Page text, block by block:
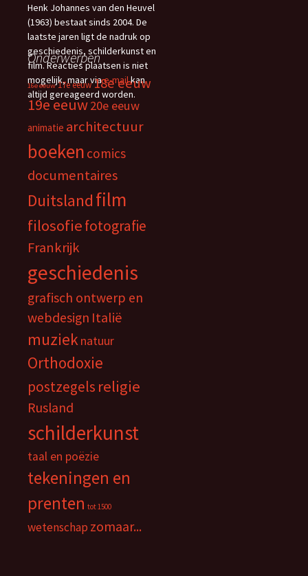
Henk Johannes van den Heuvel
(1963) bestaat sinds 2004. De
laatste jaren ligt de nadruk op
geschiedenis, schilderkunst en
film. Reacties plaatsen is niet
mogelijk, maar viae-mailkan
altijd gereageerd worden.
Onderwerpen
16e eeuw 17e eeuw18e eeuw
19e eeuw20e eeuw
animatie architectuur
boeken comics
documentaires
Duitslandfilm
filosofiefotografie
Frankrijk
geschiedenis
grafisch ontwerp en
webdesign Italië
muzieknatuur
Orthodoxie
postzegels religie
Rusland
schilderkunst
taal en poëzie
tekeningen en
prenten tot 1500
wetenschap zomaar...